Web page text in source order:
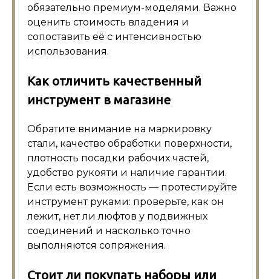
обязательно премиум-моделями. Важно
оценить стоимость владения и
сопоставить её с интенсивностью
использования.
Как отличить качественный
инструмент в магазине
Обратите внимание на маркировку
стали, качество обработки поверхности,
плотность посадки рабочих частей,
удобство рукояти и наличие гарантии.
Если есть возможность — протестируйте
инструмент руками: проверьте, как он
лежит, нет ли люфтов у подвижных
соединений и насколько точно
выполняются сопряжения.
Стоит ли покупать наборы или